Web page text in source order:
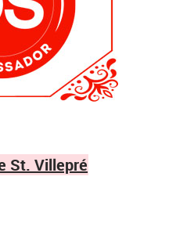
St. Villepré